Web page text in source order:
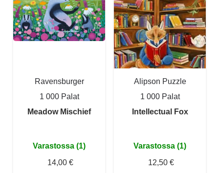
Ravensburger
1 000 Palat
Meadow Mischief
Varastossa (1)
14,00 €
Alipson Puzzle
1 000 Palat
Intellectual Fox
Varastossa (1)
12,50 €